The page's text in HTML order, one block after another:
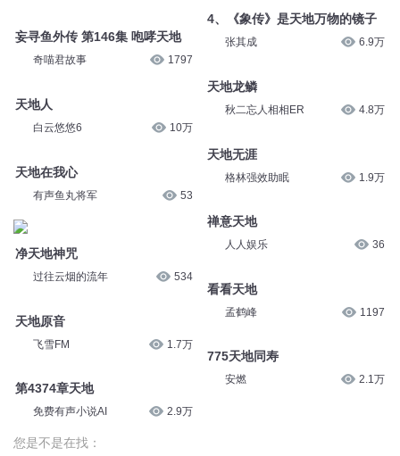
妄寻鱼外传 第146集 咆哮天地
奇喵君故事 1797
天地人
白云悠悠6 10万
天地在我心
有声鱼丸将军 53
净天地神咒
过往云烟的流年 534
天地原音
飞雪FM 1.7万
第4374章天地
免费有声小说AI 2.9万
4、《象传》是天地万物的镜子
张其成 6.9万
天地龙鳞
秋二忘人相相ER 4.8万
天地无涯
格林强效助眠 1.9万
禅意天地
人人娱乐 36
看看天地
孟鹤峰 1197
775天地同寿
安燃 2.1万
您是不是在找：